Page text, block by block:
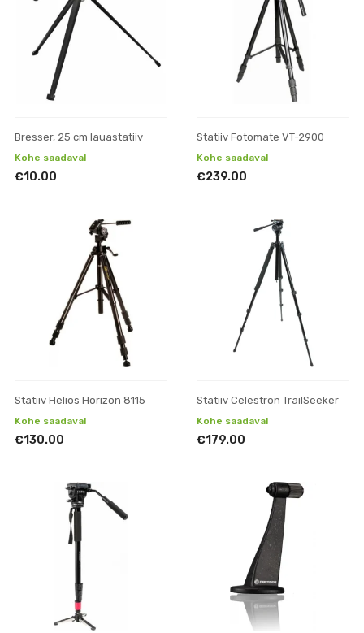
Bresser, 25 cm lauastatiiv
Kohe saadaval
€10.00
Statiiv Fotomate VT-2900
Kohe saadaval
€239.00
Statiiv Helios Horizon 8115
Kohe saadaval
€130.00
Statiiv Celestron TrailSeeker
Kohe saadaval
€179.00